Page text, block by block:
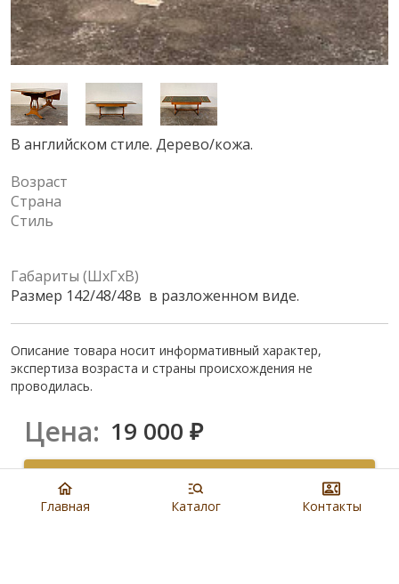
В английском стиле. Дерево/кожа.
Возраст
Страна
Стиль
Габариты (ШхГхВ)
Размер 142/48/48в в разложенном виде.
Описание товара носит информативный характер,
экспертиза возраста и страны происхождения не
проводилась.
Цена: 19 000 ₽
Главная Каталог Контакты